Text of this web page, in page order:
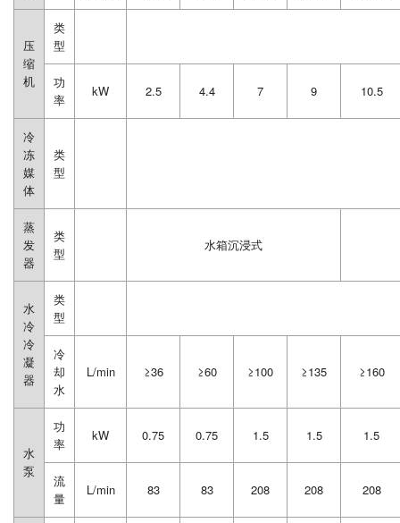
压
缩
机
类
型
功
率
kW 2.5 4.4 7 9 10.5
冷
冻
媒
体
类
型
蒸
发
器
类
型
水箱沉浸式
水
冷
冷
凝
器
类
型
冷
却
水
L/min ≥36 ≥60 ≥100 ≥135 ≥160
水
泵
功
率
kW 0.75 0.75 1.5 1.5 1.5
流
量
L/min 83 83 208 208 208